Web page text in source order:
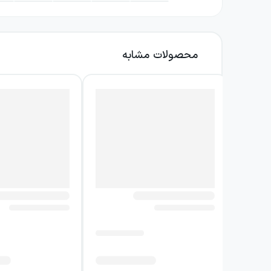
شب‌های طولانی زمستان، کنار کرسی، گفته
محصولات مشابه